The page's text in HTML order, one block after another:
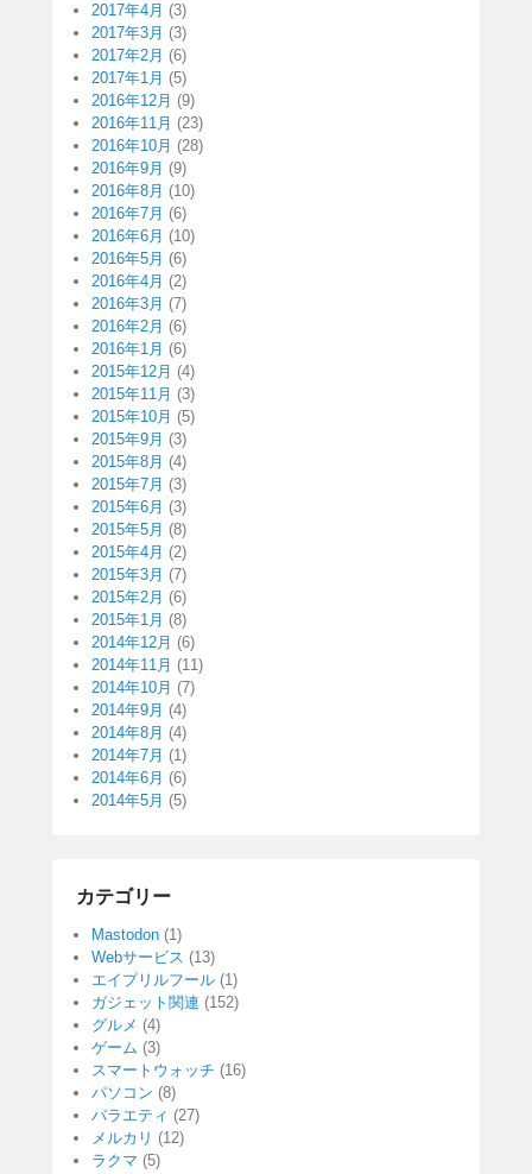
2017年4月 (3)
2017年3月 (3)
2017年2月 (6)
2017年1月 (5)
2016年12月 (9)
2016年11月 (23)
2016年10月 (28)
2016年9月 (9)
2016年8月 (10)
2016年7月 (6)
2016年6月 (10)
2016年5月 (6)
2016年4月 (2)
2016年3月 (7)
2016年2月 (6)
2016年1月 (6)
2015年12月 (4)
2015年11月 (3)
2015年10月 (5)
2015年9月 (3)
2015年8月 (4)
2015年7月 (3)
2015年6月 (3)
2015年5月 (8)
2015年4月 (2)
2015年3月 (7)
2015年2月 (6)
2015年1月 (8)
2014年12月 (6)
2014年11月 (11)
2014年10月 (7)
2014年9月 (4)
2014年8月 (4)
2014年7月 (1)
2014年6月 (6)
2014年5月 (5)
カテゴリー
Mastodon (1)
Webサービス (13)
エイプリルフール (1)
ガジェット関連 (152)
グルメ (4)
ゲーム (3)
スマートウォッチ (16)
パソコン (8)
バラエティ (27)
メルカリ (12)
ラクマ (5)